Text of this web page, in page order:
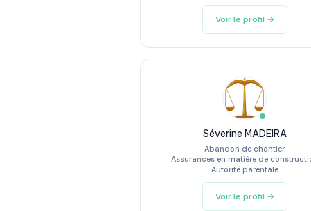
Voir le profil →
Séverine MADEIRA
Abandon de chantier
Assurances en matière de
Autorité parentale
Voir le profil →